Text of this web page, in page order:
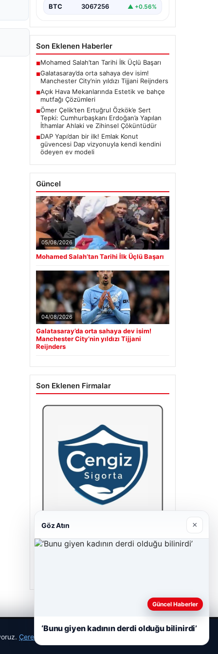
BTC 3067256 ▲ +0.56%
Son Eklenen Haberler
■Mohamed Salah’tan Tarihi İlk Üçlü Başarı
■Galatasaray’da orta sahaya dev isim!
Manchester City’nin yıldızı Tijjani Reijnders
■Açık Hava Mekanlarında Estetik ve bahçe
mutfağı Çözümleri
■Ömer Çelik’ten Ertuğrul Özkök’e Sert
Tepki: Cumhurbaşkanı Erdoğan’a Yapılan
İthamlar Ahlaki ve Zihinsel Çöküntüdür
■DAP Yapı’dan bir ilk! Emlak Konut
güvencesi Dap vizyonuyla kendi kendini
ödeyen ev modeli
Güncel
05/08/2026
Mohamed Salah’tan Tarihi İlk Üçlü Başarı
04/08/2026
Galatasaray’da orta sahaya dev isim!
Manchester City’nin yıldızı Tijjani
Reijnders
Son Eklenen Firmalar
Cengiz Sigorta
Çerez Politikamız
Göz Atın ×
Güncel Haberler
‘Bunu giyen kadının derdi olduğu bilinirdi’